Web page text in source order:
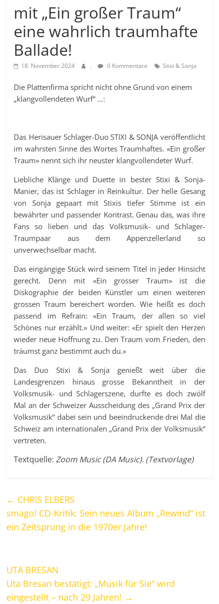
mit „Ein großer Traum“
eine wahrlich traumhafte
Ballade!
18. November 2024 . 0 Kommentare Stixi & Sonja
Die Plattenfirma spricht nicht ohne Grund von einem
„klangvollendeten Wurf“ …:
Das Herisauer Schlager-Duo STIXI & SONJA veröffentlicht
im wahrsten Sinne des Wortes Traumhaftes. «Ein großer
Traum» nennt sich ihr neuster klangvollendeter Wurf.
Liebliche Klänge und Duette in bester Stixi & Sonja-
Manier, das ist Schlager in Reinkultur. Der helle Gesang
von Sonja gepaart mit Stixis tiefer Stimme ist ein
bewährter und passender Kontrast. Genau das, was ihre
Fans so lieben und das Volksmusik- und Schlager-
Traumpaar aus dem Appenzellerland so
unverwechselbar macht.
Das eingängige Stück wird seinem Titel in jeder Hinsicht
gerecht. Denn mit «Ein grosser Traum» ist die
Diskographie der beiden Künstler um einen weiteren
grossen Traum bereichert worden. Wie heißt es doch
passend im Refrain: «Ein Traum, der allen so viel
Schönes nur erzählt.» Und weiter: «Er spielt den Herzen
wieder neue Hoffnung zu. Den Traum vom Frieden, den
träumst ganz bestimmt auch du.»
Das Duo Stixi & Sonja genießt weit über die
Landesgrenzen hinaus grosse Bekanntheit in der
Volksmusik- und Schlagerszene, durfte es doch zwölf
Mal an der Schweizer Ausscheidung des „Grand Prix der
Volksmusik“ dabei sein und beeindruckende drei Mal die
Schweiz am internationalen „Grand Prix der Volksmusik“
vertreten.
Textquelle:Zoom Music (DA Music). (Textvorlage)
← CHRIS ELBERS
smago! CD-Kritik: Sein neues Album „Rewind“ ist
ein Zeitsprung in die 1970er Jahre!
UTA BRESAN
Uta Bresan bestätigt: „Musik für Sie“ wird
eingestellt – nach 29 Jahren! →